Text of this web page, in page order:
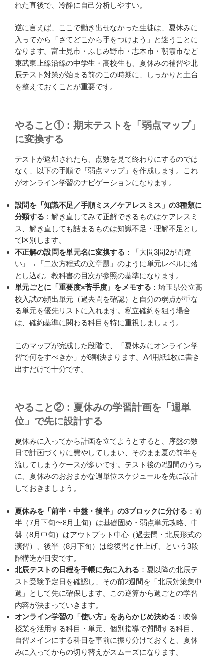
れた直後で、冷静に自己分析しやすい。
逆に言えば、ここで動き出せなかった生徒は、夏休みに
入ってから「さてどこから手をつけよう」と迷うことに
なります。富士見市・ふじみ野市・志木市・朝霞市など
東武東上線沿線の中学生・高校生も、夏休みの補習や北
辰テスト対策が始まる前のこの時期に、しっかりと土台
を整えておくことが重要です。
やること①：期末テストを「弱点マップ」
に変換する
テストが返却されたら、点数を見て終わりにするのでは
なく、以下の手順で「弱点マップ」を作成します。これ
がオンライン学習のナビゲーションになります。
設問を「知識不足／手順ミス／ケアレスミス」の3種類に
分類する ：解き直してみて正解できるものはケアレスミ
ス、解き直しても詰まるものは知識不足・理解不足とし
て区別します。
不正解の設問を単元名に変換する ：「大問3問2が間違
い」→「二次方程式の文章題」のように単元レベルに落
とし込む。教科書の目次が参照の基準になります。
単元ごとに「重要度×苦手度」をメモする ：埼玉県公立高
校入試の頻出単元（過去問を確認）と自分の弱点が重な
る単元を優先リストに入れます。私立確約を狙う場合
は、確約基準に関わる科目を特に重視しましょう。
このマップが完成した段階で、「夏休みにオンライン学
習で何をすべきか」が8割決まります。A4用紙1枚に書き
出すだけで十分です。
やること②：夏休みの学習計画を「週単
位」で先に設計する
夏休みに入ってから計画を立てようとすると、序盤の数
日で計画づくりに費やしてしまい、そのまま夏の前半を
流してしまうケースが多いです。テスト後の2週間のうち
に、夏休みのおおまかな週単位スケジュールを先に設計
しておきましょう。
夏休みを「前半・中盤・後半」の3ブロックに分ける ：前
半（7月下旬〜8月上旬）は基礎固め・弱点単元攻略、中
盤（8月中旬）はアウトプット中心（過去問・北辰形式の
演習）、後半（8月下旬）は総復習と仕上げ、という3段
階構造が目安です。
北辰テストの日程を手帳に先に入れる ：夏以降の北辰テ
スト受験予定日を確認し、その前2週間を「北辰対策集中
週」として先に確保します。この逆算から週ごとの学習
内容が決まっていきます。
オンライン学習の「使い方」をあらかじめ決める ：映像
授業を活用する科目・単元、個別指導で質問する科目、
自習メインにする科目を事前に振り分けておくと、夏休
みに入ってからの切り替えがスムーズになります。